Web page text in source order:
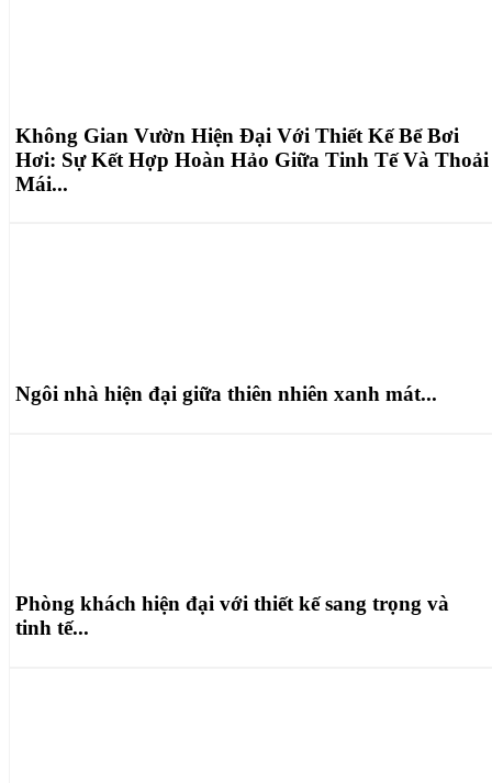
Không Gian Vườn Hiện Đại Với Thiết Kế Bể Bơi
Hơi: Sự Kết Hợp Hoàn Hảo Giữa Tinh Tế Và Thoải
Mái...
Ngôi nhà hiện đại giữa thiên nhiên xanh mát...
Phòng khách hiện đại với thiết kế sang trọng và
tinh tế...